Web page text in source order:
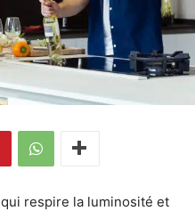
qui respire la luminosité et